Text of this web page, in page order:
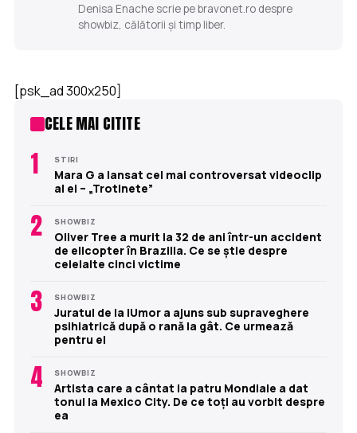
Denisa Enache scrie pe bravonet.ro despre
showbiz, călătorii și timp liber.
[psk_ad 300x250]
CELE MAI CITITE
1 STIRI
Mara G a lansat cel mai controversat videoclip
al ei – „Trotinete”
2 SHOWBIZ
Oliver Tree a murit la 32 de ani într-un accident
de elicopter în Brazilia. Ce se știe despre
celelalte cinci victime
3 SHOWBIZ
Juratul de la iUmor a ajuns sub supraveghere
psihiatrică după o rană la gât. Ce urmează
pentru el
4 SHOWBIZ
Artista care a cântat la patru Mondiale a dat
tonul la Mexico City. De ce toți au vorbit despre
ea